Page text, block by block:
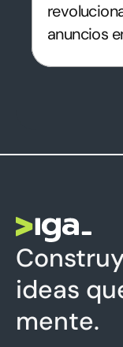
anuncios
ideas
mente.